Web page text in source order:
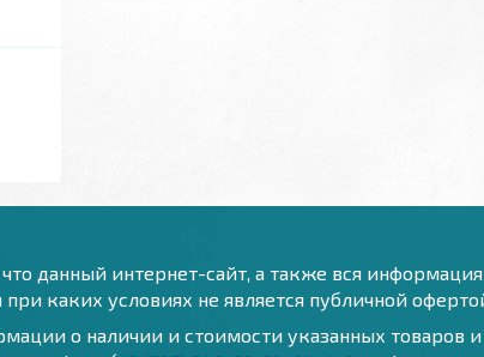
данный интернет-сайт, а также вся
каких условиях не является публичной
о наличии и стоимости указанных